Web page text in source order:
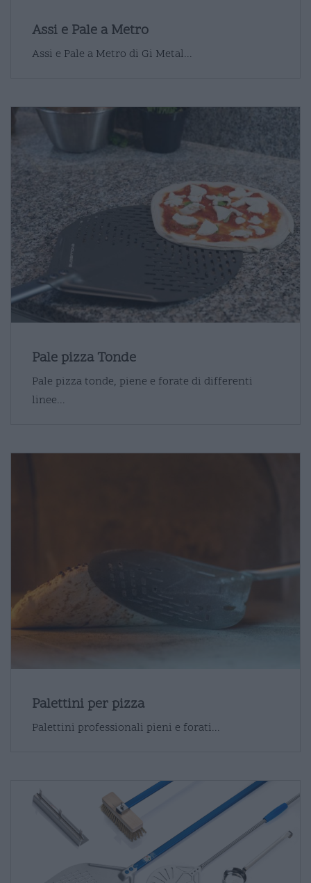
Assi e Pale a Metro
Assi e Pale a Metro di Gi Metal...
Pale pizza Tonde
Pale pizza tonde, piene e forate di differenti
linee...
Palettini per pizza
Palettini professionali pieni e forati...